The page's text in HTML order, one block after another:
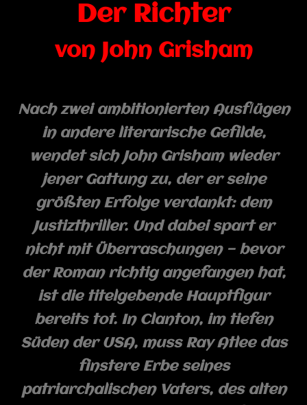
Der Richter
von John Grisham
Nach zwei ambitionierten Ausflügen
in andere literarische Gefilde,
wendet sich John Grisham wieder
jener Gattung zu, der er seine
größten Erfolge verdankt: dem
Justizthriller. Und dabei spart er
nicht mit Überraschungen — bevor
der Roman richtig angefangen hat,
ist die titelgebende Hauptfigur
bereits tot. In Clanton, im tiefen
Süden der USA, muss Ray Atlee das
finstere Erbe seines
patriarchalischen Vaters, des alten